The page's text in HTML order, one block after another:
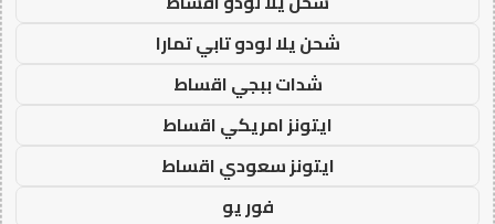
شحن يلا لودو تابي تمارا
شدات ببجي اقساط
ايتونز امريكي اقساط
ايتونز سعودي اقساط
فور يو